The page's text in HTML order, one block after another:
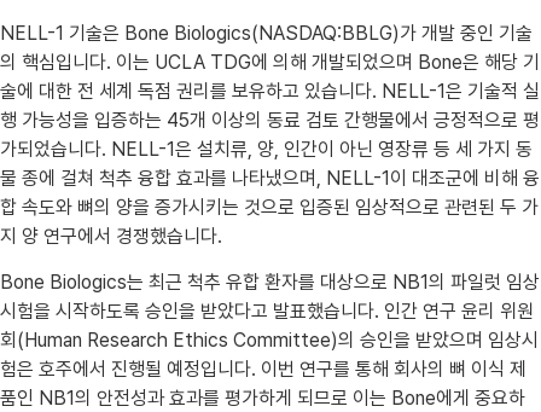
NELL-1 기술은 Bone Biologics(NASDAQ:BBLG)가 개발 중인 기술
의 핵심입니다. 이는 UCLA TDG에 의해 개발되었으며 Bone은 해당 기
술에 대한 전 세계 독점 권리를 보유하고 있습니다. NELL-1은 기술적 실
행 가능성을 입증하는 45개 이상의 동료 검토 간행물에서 긍정적으로 평
가되었습니다. NELL-1은 설치류, 양, 인간이 아닌 영장류 등 세 가지 동
물 종에 걸쳐 척추 융합 효과를 나타냈으며, NELL-1이 대조군에 비해 융
합 속도와 뼈의 양을 증가시키는 것으로 입증된 임상적으로 관련된 두 가
지 양 연구에서 경쟁했습니다.
Bone Biologics는 최근 척추 유합 환자를 대상으로 NB1의 파일럿 임상
시험을 시작하도록 승인을 받았다고 발표했습니다. 인간 연구 윤리 위원
회(Human Research Ethics Committee)의 승인을 받았으며 임상시
험은 호주에서 진행될 예정입니다. 이번 연구를 통해 회사의 뼈 이식 제
품인 NB1의 안전성과 효과를 평가하게 되므로 이는 Bone에게 중요하